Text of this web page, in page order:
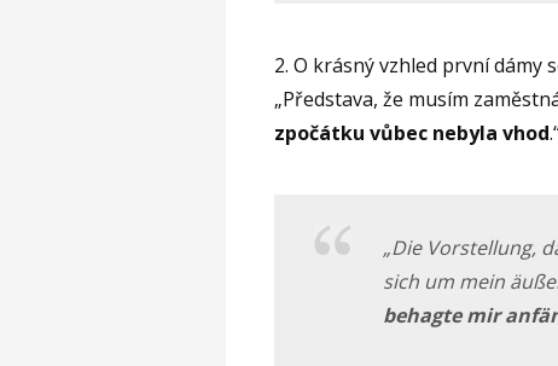
2. O krásný vzhled první dámy
„Představa, že musím
zpočátku vůbec nebyla vhod
„Die Vorstellung,
sich um mein
behagte mir